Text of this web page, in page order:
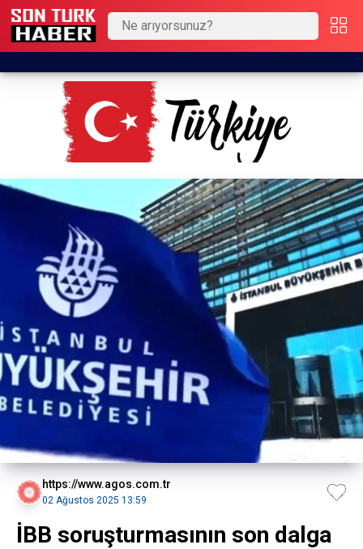
https://www.agos.com.tr
02 Ağustos 2025 13:59
İBB soruşturmasının son dalga